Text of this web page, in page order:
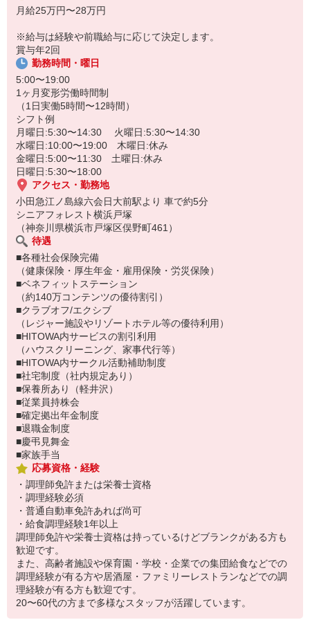
月給25万円〜28万円
※給与は経験や前職給与に応じて決定します。
賞与年2回
勤務時間・曜日
5:00〜19:00
1ヶ月変形労働時間制
（1日実働5時間〜12時間）
シフト例
月曜日:5:30〜14:30 火曜日:5:30〜14:30
水曜日:10:00〜19:00 木曜日:休み
金曜日:5:00〜11:30 土曜日:休み
日曜日:5:30〜18:00
アクセス・勤務地
小田急江ノ島線六会日大前駅より 車で約5分
シニアフォレスト横浜戸塚
（神奈川県横浜市戸塚区俣野町461）
待遇
■各種社会保険完備
（健康保険・厚生年金・雇用保険・労災保険）
■ベネフィットステーション
（約140万コンテンツの優待割引）
■クラブオフ/エクシブ
（レジャー施設やリゾートホテル等の優待利用）
■HITOWA内サービスの割引利用
（ハウスクリーニング、家事代行等）
■HITOWA内サークル活動補助制度
■社宅制度（社内規定あり）
■保養所あり（軽井沢）
■従業員持株会
■確定拠出年金制度
■退職金制度
■慶弔見舞金
■家族手当
応募資格・経験
・調理師免許または栄養士資格
・調理経験必須
・普通自動車免許あれば尚可
・給食調理経験1年以上
調理師免許や栄養士資格は持っているけどブランクがある方も
歓迎です。
また、高齢者施設や保育園・学校・企業での集団給食などでの
調理経験が有る方や居酒屋・ファミリーレストランなどでの調
理経験が有る方も歓迎です。
20〜60代の方まで多様なスタッフが活躍しています。